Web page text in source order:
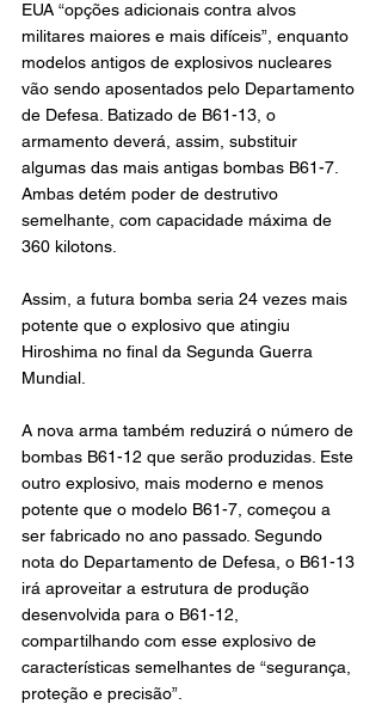
EUA “opções adicionais contra alvos
militares maiores e mais difíceis”, enquanto
modelos antigos de explosivos nucleares
vão sendo aposentados pelo Departamento
de Defesa. Batizado de B61-13, o
armamento deverá, assim, substituir
algumas das mais antigas bombas B61-7.
Ambas detém poder de destrutivo
semelhante, com capacidade máxima de
360 kilotons.
Assim, a futura bomba seria 24 vezes mais
potente que o explosivo que atingiu
Hiroshima no final da Segunda Guerra
Mundial.
A nova arma também reduzirá o número de
bombas B61-12 que serão produzidas. Este
outro explosivo, mais moderno e menos
potente que o modelo B61-7, começou a
ser fabricado no ano passado. Segundo
nota do Departamento de Defesa, o B61-13
irá aproveitar a estrutura de produção
desenvolvida para o B61-12,
compartilhando com esse explosivo de
características semelhantes de “segurança,
proteção e precisão”.